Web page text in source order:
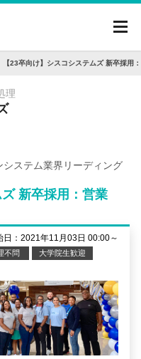
【23卒向け】シスコシステムズ 新卒採用
理
ステム業界リーディング
ズ 新卒採用：営業
不問
大学院生歓迎
日：2021年11月03日 00:00～